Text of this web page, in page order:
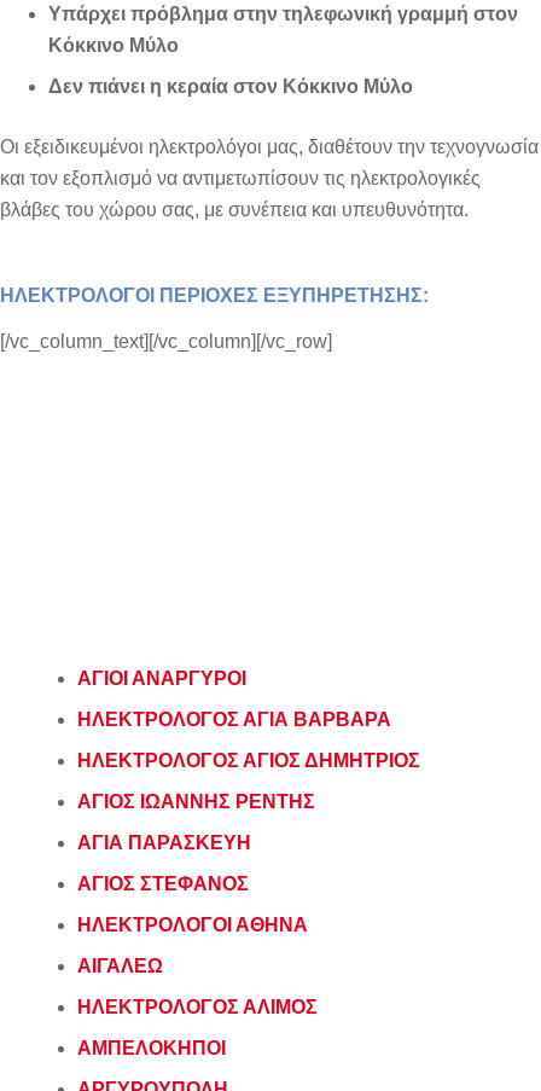
Υπάρχει πρόβλημα στην τηλεφωνική γραμμή στον
Κόκκινο Μύλο
Δεν πιάνει η κεραία στον Κόκκινο Μύλο
Οι εξειδικευμένοι ηλεκτρολόγοι μας, διαθέτουν την τεχνογνωσία
και τον εξοπλισμό να αντιμετωπίσουν τις ηλεκτρολογικές
βλάβες του χώρου σας, με συνέπεια και υπευθυνότητα.
ΗΛΕΚΤΡΟΛΟΓΟΙ ΠΕΡΙΟΧΕΣ ΕΞΥΠΗΡΕΤΗΣΗΣ:
[/vc_column_text][/vc_column][/vc_row]
ΑΓΙΟΙ ΑΝΑΡΓΥΡΟΙ
ΗΛΕΚΤΡΟΛΟΓΟΣ ΑΓΙΑ ΒΑΡΒΑΡΑ
ΗΛΕΚΤΡΟΛΟΓΟΣ ΑΓΙΟΣ ΔΗΜΗΤΡΙΟΣ
ΑΓΙΟΣ ΙΩΑΝΝΗΣ ΡΕΝΤΗΣ
ΑΓΙΑ ΠΑΡΑΣΚΕΥΗ
ΑΓΙΟΣ ΣΤΕΦΑΝΟΣ
ΗΛΕΚΤΡΟΛΟΓΟΙ ΑΘΗΝΑ
ΑΙΓΑΛΕΩ
ΗΛΕΚΤΡΟΛΟΓΟΣ ΑΛΙΜΟΣ
ΑΜΠΕΛΟΚΗΠΟΙ